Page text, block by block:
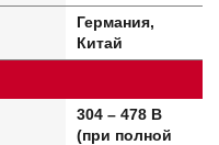
Германия,
Китай
304 – 478 В
(при полной